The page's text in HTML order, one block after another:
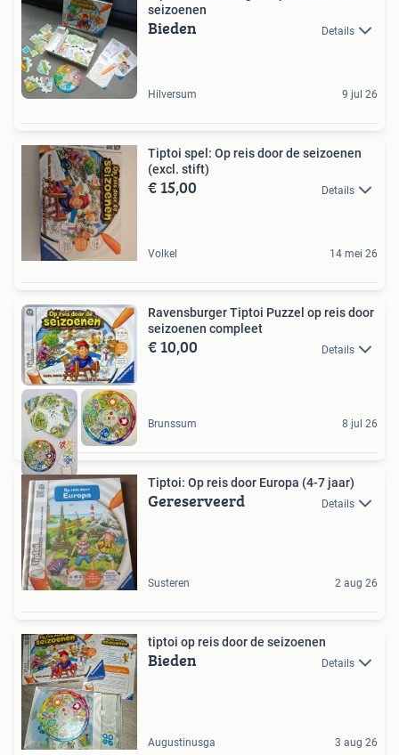
seizoenen
Bieden Details
Hilversum 9 jul 26
Tiptoi spel: Op reis door de seizoenen
(excl. stift)
€ 15,00 Details
Volkel 14 mei 26
Ravensburger Tiptoi Puzzel op reis door
seizoenen compleet
€ 10,00 Details
Brunssum 8 jul 26
Tiptoi: Op reis door Europa (4-7 jaar)
Gereserveerd Details
Susteren 2 aug 26
tiptoi op reis door de seizoenen
Bieden Details
Augustinusga 3 aug 26